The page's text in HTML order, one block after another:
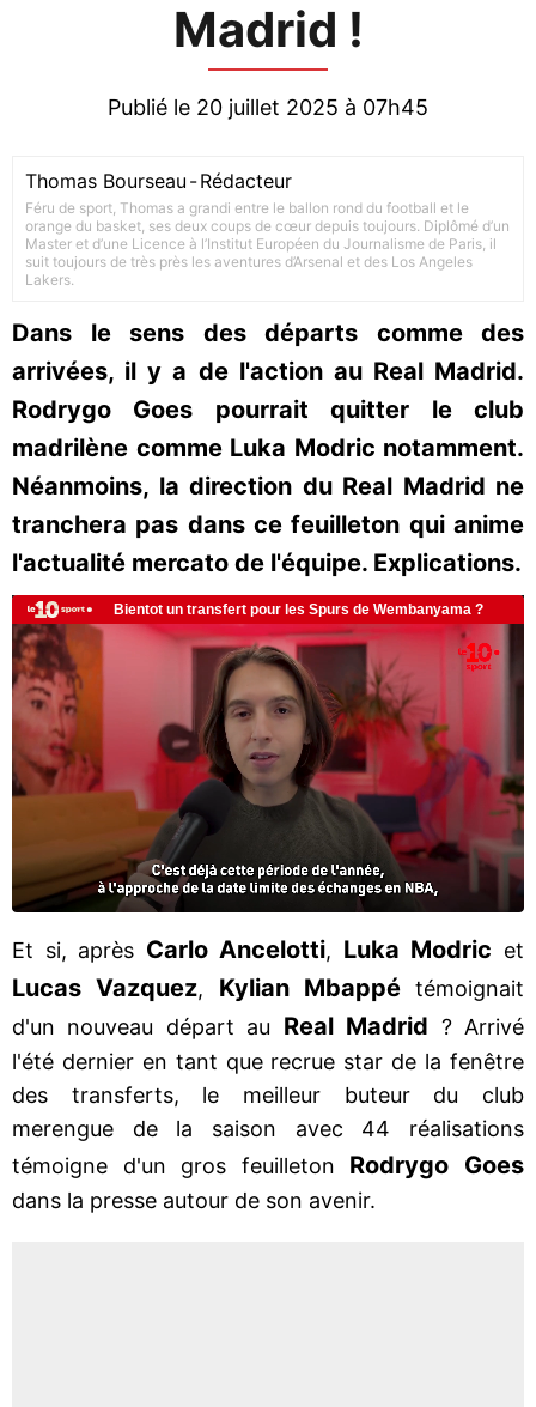
Madrid !
Publié le 20 juillet 2025 à 07h45
Thomas Bourseau -Rédacteur
Féru de sport, Thomas a grandi entre le ballon rond du football et le
orange du basket, ses deux coups de cœur depuis toujours. Diplômé d’un
Master et d’une Licence à l’Institut Européen du Journalisme de Paris, il
suit toujours de très près les aventures d’Arsenal et des Los Angeles
Lakers.
Dans le sens des départs comme des
arrivées, il y a de l'action au Real Madrid.
Rodrygo Goes pourrait quitter le club
madrilène comme Luka Modric notamment.
Néanmoins, la direction du Real Madrid ne
tranchera pas dans ce feuilleton qui anime
l'actualité mercato de l'équipe. Explications.
Et si, après Carlo Ancelotti, Luka Modric et
Lucas Vazquez, Kylian Mbappé témoignait
d'un nouveau départ au Real Madrid ? Arrivé
l'été dernier en tant que recrue star de la fenêtre
des transferts, le meilleur buteur du club
merengue de la saison avec 44 réalisations
témoigne d'un gros feuilleton Rodrygo Goes
dans la presse autour de son avenir.